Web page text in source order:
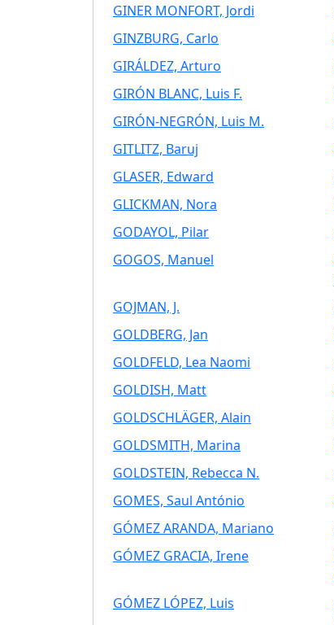
GINER MONFORT, Jordi
GINZBURG, Carlo
GIRÁLDEZ, Arturo
GIRÓN BLANC, Luis F.
GIRÓN-NEGRÓN, Luis M.
GITLITZ, Baruj
GLASER, Edward
GLICKMAN, Nora
GODAYOL, Pilar
GOGOS, Manuel
GOJMAN, J.
GOLDBERG, Jan
GOLDFELD, Lea Naomi
GOLDISH, Matt
GOLDSCHLÄGER, Alain
GOLDSMITH, Marina
GOLDSTEIN, Rebecca N.
GOMES, Saul António
GÓMEZ ARANDA, Mariano
GÓMEZ GRACIA, Irene
GÓMEZ LÓPEZ, Luis